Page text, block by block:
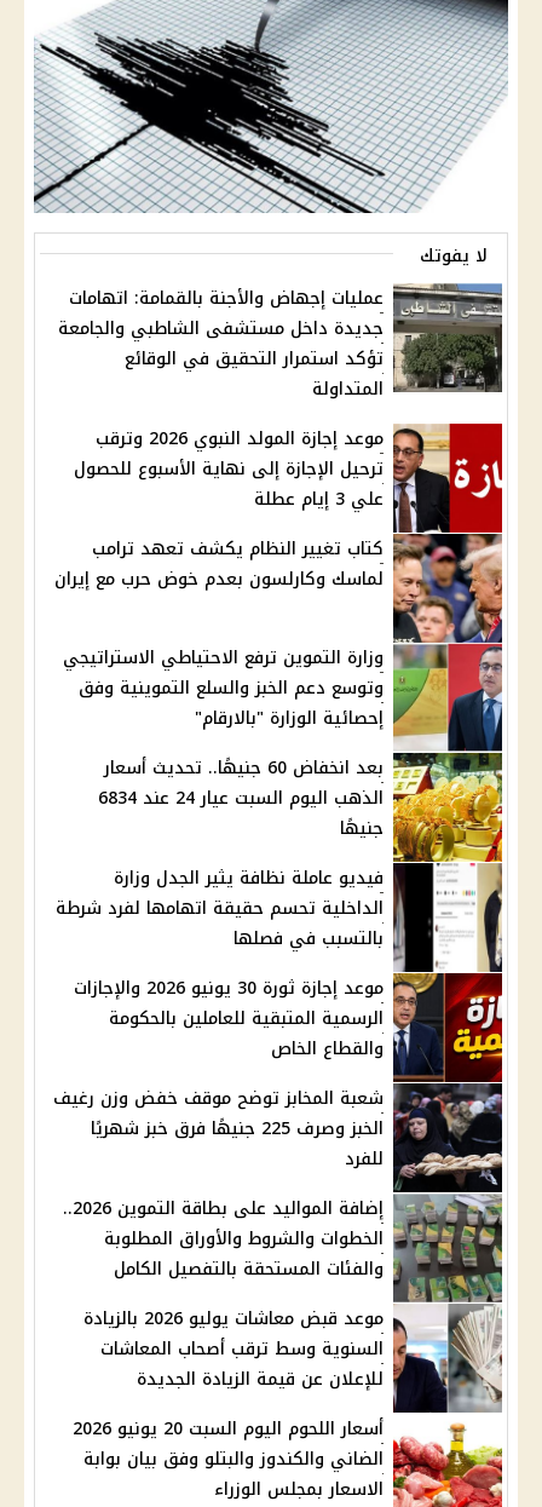
لا يفوتك
عمليات إجهاض والأجنة بالقمامة: اتهامات
جديدة داخل مستشفى الشاطبي والجامعة
تؤكد استمرار التحقيق في الوقائع
المتداولة
موعد إجازة المولد النبوي 2026 وترقب
ترحيل الإجازة إلى نهاية الأسبوع للحصول
علي 3 إيام عطلة
كتاب تغيير النظام يكشف تعهد ترامب
لماسك وكارلسون بعدم خوض حرب مع إيران
وزارة التموين ترفع الاحتياطي الاستراتيجي
وتوسع دعم الخبز والسلع التموينية وفق
إحصائية الوزارة "بالارقام"
بعد انخفاض 60 جنيهًا.. تحديث أسعار
الذهب اليوم السبت عيار 24 عند 6834
جنيهًا
فيديو عاملة نظافة يثير الجدل وزارة
الداخلية تحسم حقيقة اتهامها لفرد شرطة
بالتسبب في فصلها
موعد إجازة ثورة 30 يونيو 2026 والإجازات
الرسمية المتبقية للعاملين بالحكومة
والقطاع الخاص
شعبة المخابز توضح موقف خفض وزن رغيف
الخبز وصرف 225 جنيهًا فرق خبز شهريًا
للفرد
إضافة المواليد على بطاقة التموين 2026..
الخطوات والشروط والأوراق المطلوبة
والفئات المستحقة بالتفصيل الكامل
موعد قبض معاشات يوليو 2026 بالزيادة
السنوية وسط ترقب أصحاب المعاشات
للإعلان عن قيمة الزيادة الجديدة
أسعار اللحوم اليوم السبت 20 يونيو 2026
الضاني والكندوز والبتلو وفق بيان بوابة
الاسعار بمجلس الوزراء